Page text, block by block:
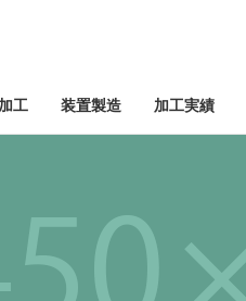
工 装置製造 加工実績